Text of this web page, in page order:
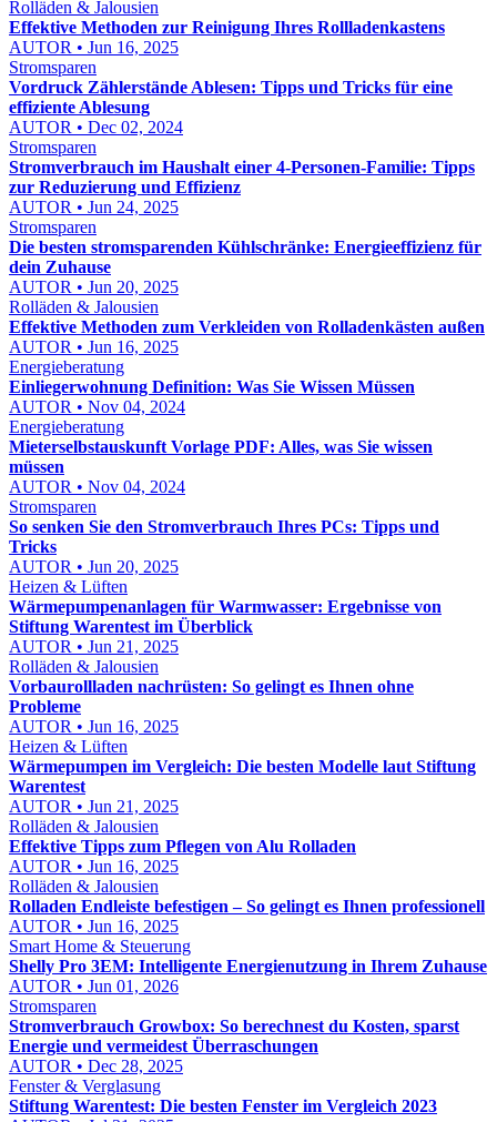
Rolläden & Jalousien
Effektive Methoden zur Reinigung Ihres Rollladenkastens
AUTOR • Jun 16, 2025
Stromsparen
Vordruck Zählerstände Ablesen: Tipps und Tricks für eine
effiziente Ablesung
AUTOR • Dec 02, 2024
Stromsparen
Stromverbrauch im Haushalt einer 4-Personen-Familie: Tipps
zur Reduzierung und Effizienz
AUTOR • Jun 24, 2025
Stromsparen
Die besten stromsparenden Kühlschränke: Energieeffizienz für
dein Zuhause
AUTOR • Jun 20, 2025
Rolläden & Jalousien
Effektive Methoden zum Verkleiden von Rolladenkästen außen
AUTOR • Jun 16, 2025
Energieberatung
Einliegerwohnung Definition: Was Sie Wissen Müssen
AUTOR • Nov 04, 2024
Energieberatung
Mieterselbstauskunft Vorlage PDF: Alles, was Sie wissen
müssen
AUTOR • Nov 04, 2024
Stromsparen
So senken Sie den Stromverbrauch Ihres PCs: Tipps und
Tricks
AUTOR • Jun 20, 2025
Heizen & Lüften
Wärmepumpenanlagen für Warmwasser: Ergebnisse von
Stiftung Warentest im Überblick
AUTOR • Jun 21, 2025
Rolläden & Jalousien
Vorbaurollladen nachrüsten: So gelingt es Ihnen ohne
Probleme
AUTOR • Jun 16, 2025
Heizen & Lüften
Wärmepumpen im Vergleich: Die besten Modelle laut Stiftung
Warentest
AUTOR • Jun 21, 2025
Rolläden & Jalousien
Effektive Tipps zum Pflegen von Alu Rolladen
AUTOR • Jun 16, 2025
Rolläden & Jalousien
Rolladen Endleiste befestigen – So gelingt es Ihnen professionell
AUTOR • Jun 16, 2025
Smart Home & Steuerung
Shelly Pro 3EM: Intelligente Energienutzung in Ihrem Zuhause
AUTOR • Jun 01, 2026
Stromsparen
Stromverbrauch Growbox: So berechnest du Kosten, sparst
Energie und vermeidest Überraschungen
AUTOR • Dec 28, 2025
Fenster & Verglasung
Stiftung Warentest: Die besten Fenster im Vergleich 2023